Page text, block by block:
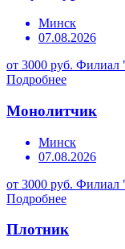
Минск
07.08.2026
от 3000 руб. Филиал
Подробнее
Монолитчик
Минск
07.08.2026
от 3000 руб. Филиал
Подробнее
Плотник